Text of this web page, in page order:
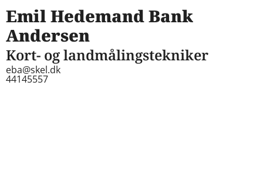
Emil Hedemand Bank
Andersen
Kort- og landmålingstekniker
eba@skel.dk
44145557